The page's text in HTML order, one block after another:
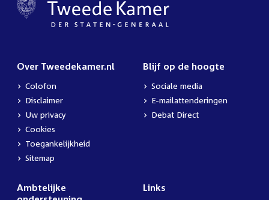
Over Tweedekamer.nl
Colofon
Disclaimer
Uw privacy
Cookies
Toegankelijkheid
Sitemap
Blijf op de hoogte
Sociale media
E-mailattenderingen
Debat Direct
Ambtelijke
Links